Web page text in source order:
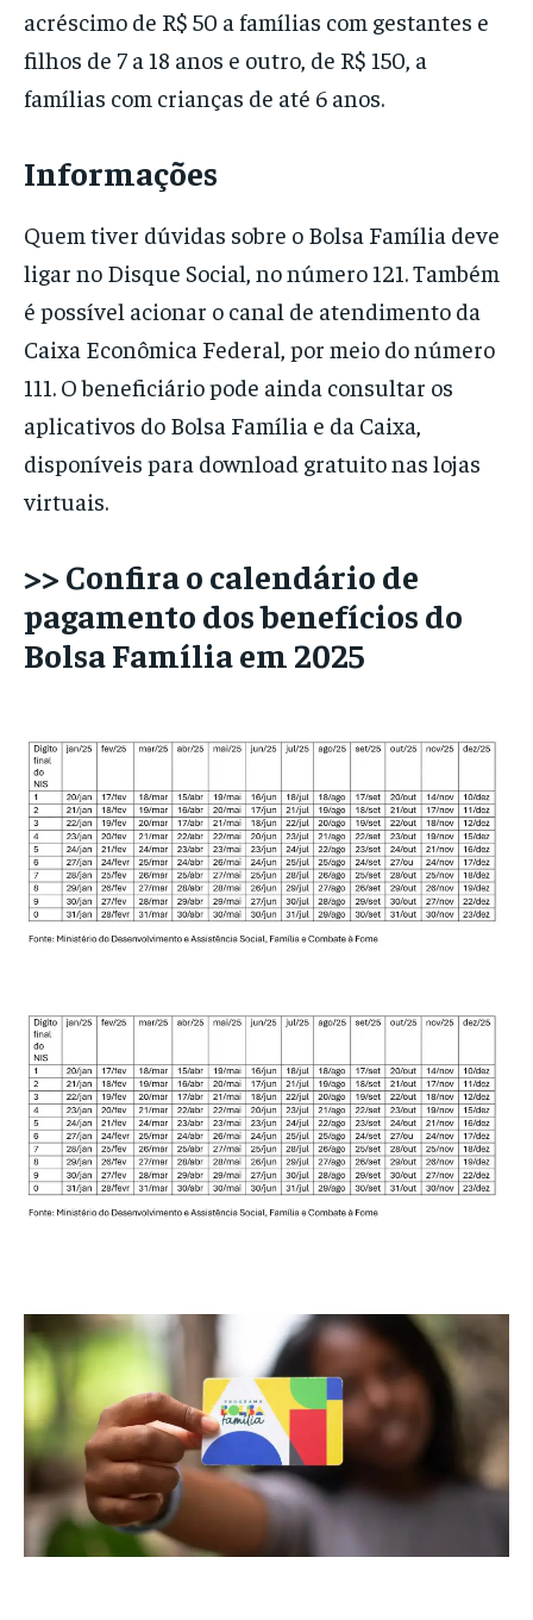
acréscimo de R$ 50 a famílias com gestantes e
filhos de 7 a 18 anos e outro, de R$ 150, a
famílias com crianças de até 6 anos.
Informações
Quem tiver dúvidas sobre o Bolsa Família deve
ligar no Disque Social, no número 121. Também
é possível acionar o canal de atendimento da
Caixa Econômica Federal, por meio do número
111. O beneficiário pode ainda consultar os
aplicativos do Bolsa Família e da Caixa,
disponíveis para download gratuito nas lojas
virtuais.
>> Confira o calendário de
pagamento dos benefícios do
Bolsa Família em 2025